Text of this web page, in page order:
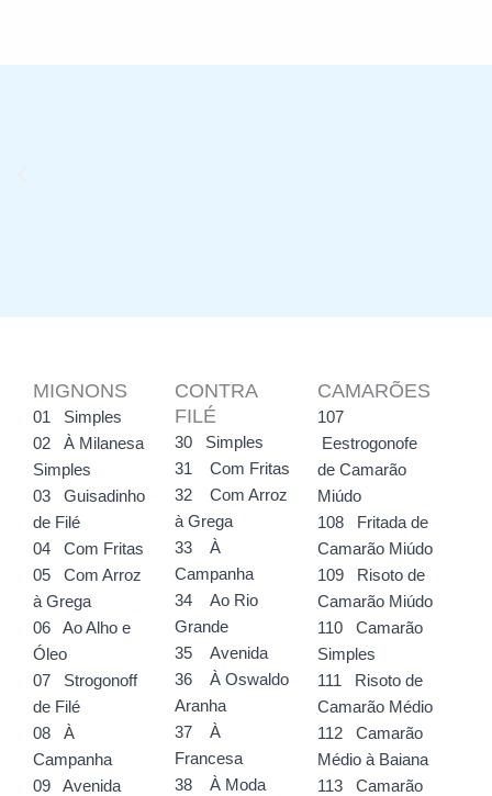
MIGNONS
01 Simples
02 À Milanesa
Simples
03 Guisadinho
de Filé
04 Com Fritas
05 Com Arroz
à Grega
06 Ao Alho e
Óleo
07 Strogonoff
de Filé
08 À
Campanha
09 Avenida
CONTRA
FILÉ
30 Simples
31 Com Fritas
32 Com Arroz
à Grega
33 À
Campanha
34 Ao Rio
Grande
35 Avenida
36 À Oswaldo
Aranha
37 À
Francesa
38 À Moda
CAMARÕES
107
Eestrogonofe
de Camarão
Miúdo
108 Fritada de
Camarão Miúdo
109 Risoto de
Camarão Miúdo
110 Camarão
Simples
111 Risoto de
Camarão Médio
112 Camarão
Médio à Baiana
113 Camarão